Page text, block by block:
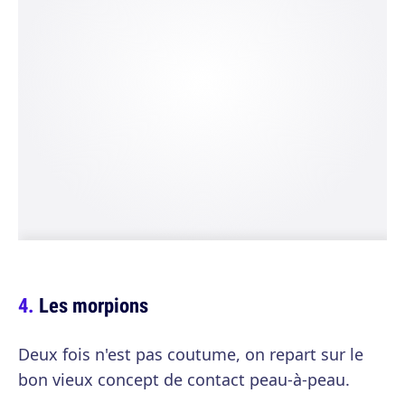
Les morpions
Deux fois n'est pas coutume, on repart sur le
bon vieux concept de contact peau-à-peau.